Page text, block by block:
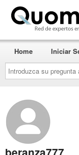
Introduzca
su
pregunta
aquí...
Home Iniciar